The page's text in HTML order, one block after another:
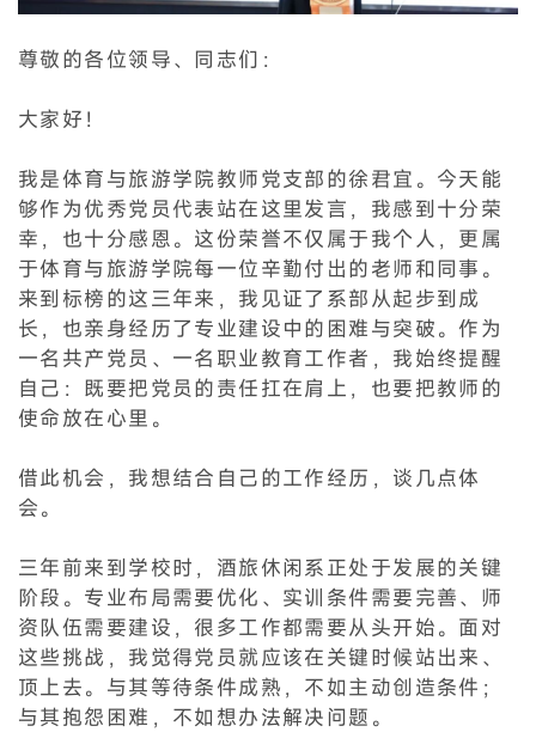
尊敬的各位领导、同志们：
大家好！
我是体育与旅游学院教师党支部的徐君宜。今天能
够作为优秀党员代表站在这里发言，我感到十分荣
幸，也十分感恩。这份荣誉不仅属于我个人，更属
于体育与旅游学院每一位辛勤付出的老师和同事。
来到标榜的这三年来，我见证了系部从起步到成
长，也亲身经历了专业建设中的困难与突破。作为
一名共产党员、一名职业教育工作者，我始终提醒
自己：既要把党员的责任扛在肩上，也要把教师的
使命放在心里。
借此机会，我想结合自己的工作经历，谈几点体
会。
三年前来到学校时，酒旅休闲系正处于发展的关键
阶段。专业布局需要优化、实训条件需要完善、师
资队伍需要建设，很多工作都需要从头开始。面对
这些挑战，我觉得党员就应该在关键时候站出来、
顶上去。与其等待条件成熟，不如主动创造条件；
与其抱怨困难，不如想办法解决问题。